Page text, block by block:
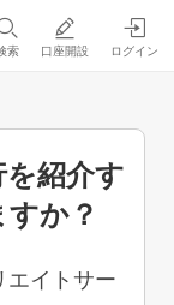
索 口座開設 ログイン
紹介す
か？
エイトサー